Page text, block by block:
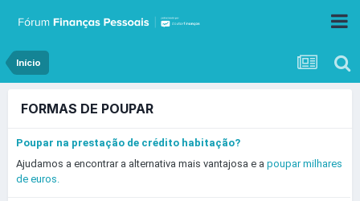
Início
FORMAS DE POUPAR
Poupar na prestação de crédito habitação?
Ajudamos a encontrar a alternativa mais vantajosa e a poupar milhares
de euros.